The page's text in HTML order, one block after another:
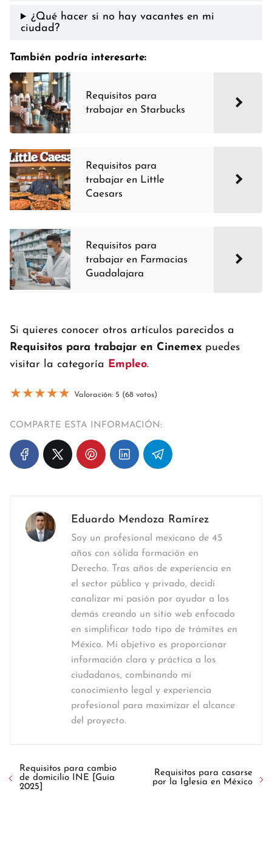
¿Qué hacer si no hay vacantes en mi
ciudad?
También podría interesarte:
Requisitos para
trabajar en Starbucks
Requisitos para
trabajar en Little
Caesars
Requisitos para
trabajar en Farmacias
Guadalajara
Si quieres conocer otros artículos parecidos a
Requisitos para trabajar en Cinemex puedes
visitar la categoría Empleo.
★★★★★ Valoración: 5 (68 votos)
COMPARTE ESTA INFORMACIÓN:
Eduardo Mendoza Ramírez
Soy un profesional mexicano de 45
años con sólida formación en
Derecho. Tras años de experiencia en
el sector público y privado, decidí
canalizar mi pasión por ayudar a los
demás creando un sitio web enfocado
en simplificar todo tipo de trámites en
México. Mi objetivo es proporcionar
información clara y práctica a los
ciudadanos, combinando mi
conocimiento legal y experiencia
profesional para maximizar el alcance
del proyecto.
Requisitos para cambio
de domicilio INE [Guía
2025]
Requisitos para casarse
por la Iglesia en México